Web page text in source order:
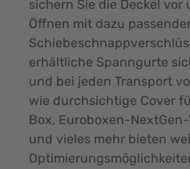
sichern Sie die Deckel
Öffnen mit dazu
erhältliche Spanngurte
und bei jeden Transport
wie durchsichtige Cover
Box, Euroboxen-
und vieles mehr bieten